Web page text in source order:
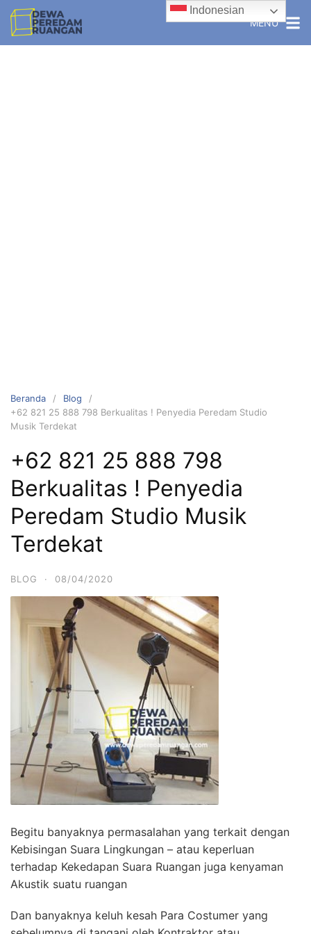
MENU
Beranda
Blog
+62 821 25 888 798 Berkualitas ! Penyedia Peredam Studio
Musik Terdekat
+62 821 25 888 798
Berkualitas ! Penyedia
Peredam Studio Musik
Terdekat
BLOG · 08/04/2020
Begitu banyaknya permasalahan yang terkait dengan
Kebisingan Suara Lingkungan – atau keperluan
terhadap Kekedapan Suara Ruangan juga kenyaman
Akustik suatu ruangan
Dan banyaknya keluh kesah Para Costumer yang
Indonesian